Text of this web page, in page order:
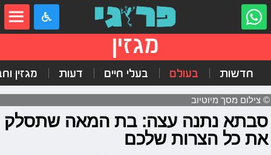
מגזין
חדשות בעולם בעלי חיים דעות מגזין
© צילום מסך מיוטיוב
סבתא נתנה עצה: בת המאה שתסלק
את כל הצרות שלכם